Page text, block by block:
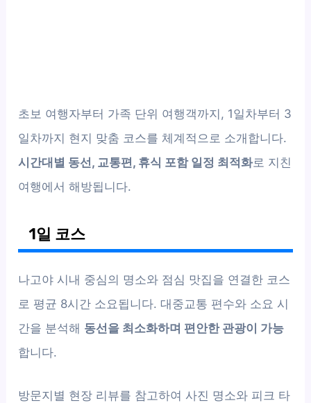
초보 여행자부터 가족 단위 여행객까지, 1일차부터 3
일차까지 현지 맞춤 코스를 체계적으로 소개합니다.
시간대별 동선, 교통편, 휴식 포함 일정 최적화로 지친
여행에서 해방됩니다.
1일 코스
나고야 시내 중심의 명소와 점심 맛집을 연결한 코스
로 평균 8시간 소요됩니다. 대중교통 편수와 소요 시
간을 분석해 동선을 최소화하며 편안한 관광이 가능
합니다.
방문지별 현장 리뷰를 참고하여 사진 명소와 피크 타